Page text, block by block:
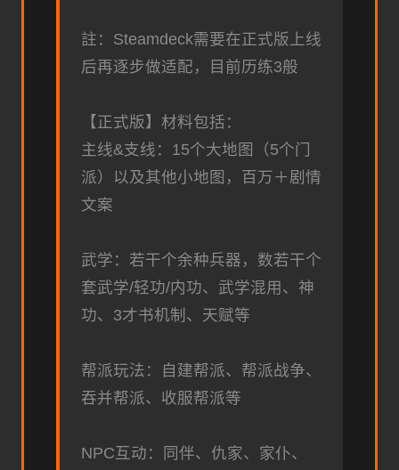
註：Steamdeck需要在正式版上线
后再逐步做适配，目前历练3般
【正式版】材料包括：
主线&支线：15个大地图（5个门
派）以及其他小地图，百万＋剧情
文案
武学：若干个余种兵器，数若干个
套武学/轻功/内功、武学混用、神
功、3才书机制、天赋等
帮派玩法：自建帮派、帮派战争、
吞并帮派、收服帮派等
NPC互动：同伴、仇家、家仆、